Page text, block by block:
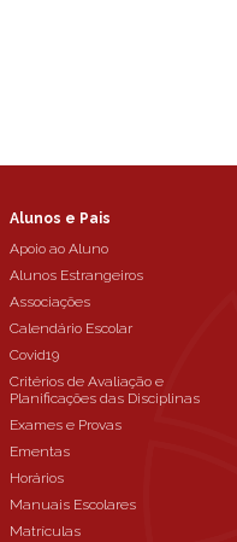
Alunos e Pais
Apoio ao Aluno
Alunos Estrangeiros
Associações
Calendário Escolar
Covid19
Critérios de Avaliação e
Planificações das Disciplinas
Exames e Provas
Ementas
Horários
Manuais Escolares
Matrículas